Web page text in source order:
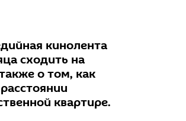
кинолента
сходить на
о том, как
квартире.